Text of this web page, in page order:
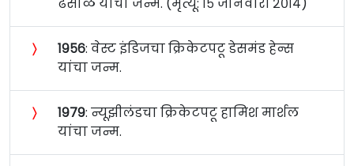
ढसाळ यांचा जन्म. (मृत्यू: १५ जानेवारी २०१४)
〉 १९५६: वेस्ट इंडिजचा क्रिकेटपटू डेसमंड हेन्स
यांचा जन्म.
〉 १९७९: न्यूझीलंडचा क्रिकेटपटू हामिश मार्शल
यांचा जन्म.